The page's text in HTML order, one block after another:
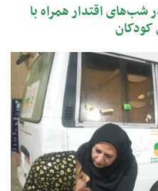
شب‌های اقتدار همراه با
کودکان